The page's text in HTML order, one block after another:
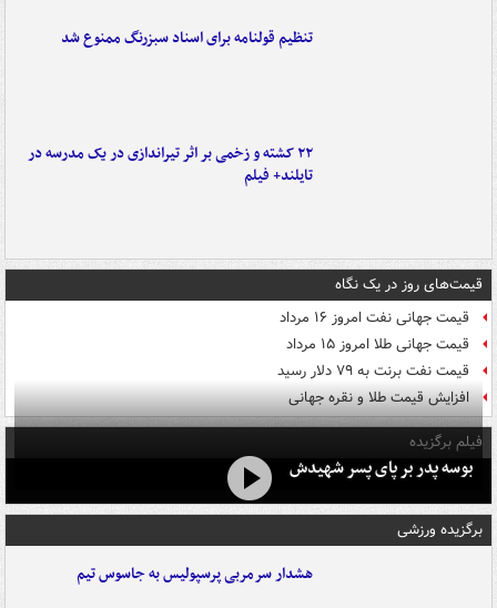
تنظیم قولنامه برای اسناد سبزرنگ ممنوع شد
۲۲ کشته و زخمی بر اثر تیراندازی در یک مدرسه در
تایلند+ فیلم
قیمت‌های روز در یک نگاه
قیمت جهانی نفت امروز ۱۶ مرداد
قیمت جهانی طلا امروز ۱۵ مرداد
قیمت نفت برنت به ۷۹ دلار رسید
افزایش قیمت طلا و نقره جهانی
فیلم برگزیده
بوسه‌ پدر بر پای پسر شهیدش
برگزیده ورزشی
هشدار سرمربی پرسپولیس به جاسوس تیم